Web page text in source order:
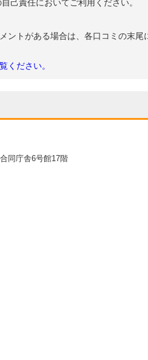
己責任においてご利用ください。
ントがある場合は、各口コミの末
ください。
同庁舎6号館17階